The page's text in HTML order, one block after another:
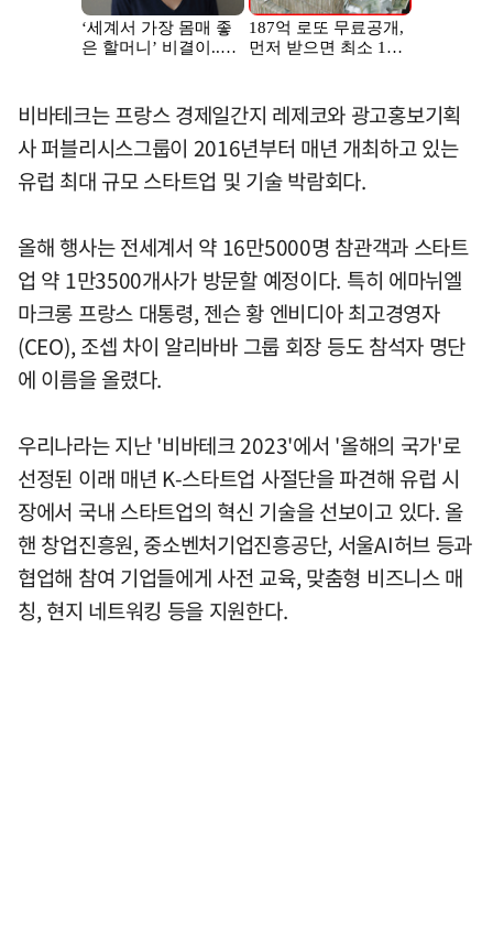
비바테크는 프랑스 경제일간지 레제코와 광고홍보기획
사 퍼블리시스그룹이 2016년부터 매년 개최하고 있는
유럽 최대 규모 스타트업 및 기술 박람회다.
올해 행사는 전세계서 약 16만5000명 참관객과 스타트
업 약 1만3500개사가 방문할 예정이다. 특히 에마뉘엘
마크롱 프랑스 대통령, 젠슨 황 엔비디아 최고경영자
(CEO), 조셉 차이 알리바바 그룹 회장 등도 참석자 명단
에 이름을 올렸다.
우리나라는 지난 '비바테크 2023'에서 '올해의 국가'로
선정된 이래 매년 K-스타트업 사절단을 파견해 유럽 시
장에서 국내 스타트업의 혁신 기술을 선보이고 있다. 올
핸 창업진흥원, 중소벤처기업진흥공단, 서울AI허브 등과
협업해 참여 기업들에게 사전 교육, 맞춤형 비즈니스 매
칭, 현지 네트워킹 등을 지원한다.